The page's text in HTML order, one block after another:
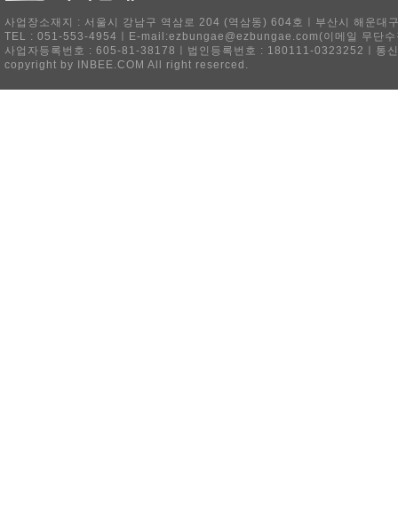
사업장소재지 : 서울시 강남구 역삼로 204 (역삼동) 604호ㅣ부산시 해운
TEL : 051-553-4954ㅣE-mail:ezbungae@ezbungae.com(이메일 무단수
사업자등록번호 : 605-81-38178ㅣ법인등록번호 : 180111-0323252ㅣ통
copyright by INBEE.COM All right reserced.